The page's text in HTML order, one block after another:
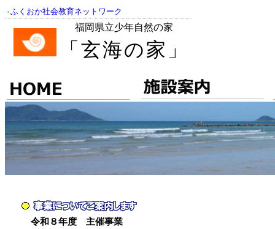
ふくおか社会教育ネットワーク
福岡県立少年自然の家
「玄海の家」
令和８年度 主催事業